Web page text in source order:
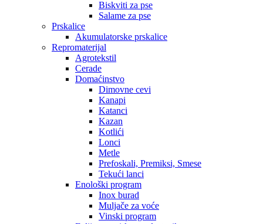
Biskviti za pse
Salame za pse
Prskalice
Akumulatorske prskalice
Repromaterijal
Agrotekstil
Cerade
Domaćinstvo
Dimovne cevi
Kanapi
Katanci
Kazan
Kotlići
Lonci
Metle
Prefoskali, Premiksi, Smese
Tekući lanci
Enološki program
Inox burad
Muljače za voće
Vinski program